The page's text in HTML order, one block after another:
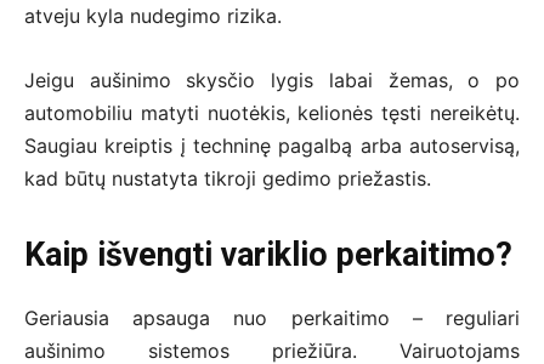
atveju kyla nudegimo rizika.
Jeigu aušinimo skysčio lygis labai žemas, o po
automobiliu matyti nuotėkis, kelionės tęsti nereikėtų.
Saugiau kreiptis į techninę pagalbą arba autoservisą,
kad būtų nustatyta tikroji gedimo priežastis.
Kaip išvengti variklio perkaitimo?
Geriausia apsauga nuo perkaitimo – reguliari
aušinimo sistemos priežiūra. Vairuotojams